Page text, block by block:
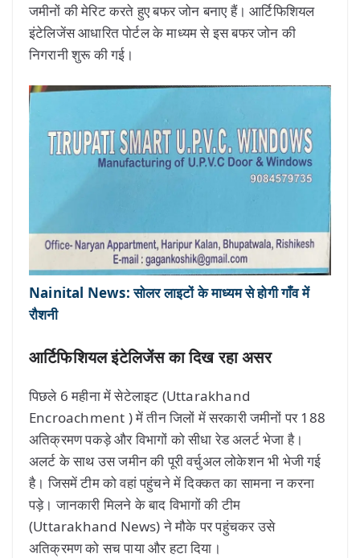
जमीनों की मेरिट करते हुए बफर जोन बनाए हैं। आर्टिफिशियल
इंटेलिजेंस आधारित पोर्टल के माध्यम से इस बफर जोन की
निगरानी शुरू की गई।
Nainital News: सोलर लाइटों के माध्यम से होगी गाँव में
रौशनी
आर्टिफिशियल इंटेलिजेंस का दिख रहा असर
पिछले 6 महीना में सेटेलाइट (Uttarakhand
Encroachment ) में तीन जिलों में सरकारी जमीनों पर 188
अतिक्रमण पकड़े और विभागों को सीधा रेड अलर्ट भेजा है।
अलर्ट के साथ उस जमीन की पूरी वर्चुअल लोकेशन भी भेजी गई
है। जिसमें टीम को वहां पहुंचने में दिक्कत का सामना न करना
पड़े। जानकारी मिलने के बाद विभागों की टीम
(Uttarakhand News) ने मौके पर पहुंचकर उसे
अतिक्रमण को सच पाया और हटा दिया।